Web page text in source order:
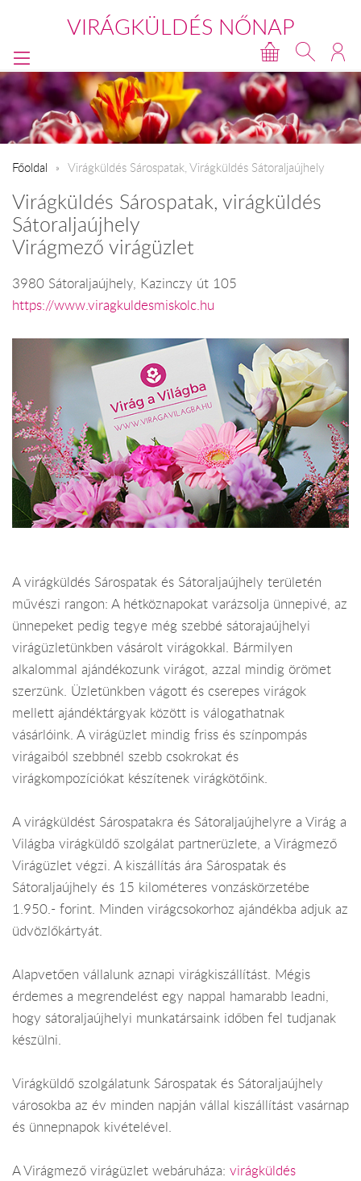
VIRÁGKÜLDÉS NŐNAP
Főoldal Virágküldés Sárospatak, Virágküldés Sátoraljaújhely
Virágküldés Sárospatak, virágküldés
Sátoraljaújhely
Virágmező virágüzlet
3980 Sátoraljaújhely, Kazinczy út 105
https://www.viragkuldesmiskolc.hu
A virágküldés Sárospatak és Sátoraljaújhely területén
művészi rangon: A hétköznapokat varázsolja ünnepivé, az
ünnepeket pedig tegye még szebbé sátorajaújhelyi
virágüzletünkben vásárolt virágokkal. Bármilyen
alkalommal ajándékozunk virágot, azzal mindig örömet
szerzünk. Üzletünkben vágott és cserepes virágok
mellett ajándéktárgyak között is válogathatnak
vásárlóink. A virágüzlet mindig friss és színpompás
virágaiból szebbnél szebb csokrokat és
virágkompozíciókat készítenek virágkötőink.
A virágküldést Sárospatakra és Sátoraljaújhelyre a Virág a
Világba virágküldő szolgálat partnerüzlete, a Virágmező
Virágüzlet végzi. A kiszállítás ára Sárospatak és
Sátoraljaújhely és 15 kilométeres vonzáskörzetébe
1.950.- forint. Minden virágcsokorhoz ajándékba adjuk az
üdvözlőkártyát.
Alapvetően vállalunk aznapi virágkiszállítást. Mégis
érdemes a megrendelést egy nappal hamarabb leadni,
hogy sátoraljaújhelyi munkatársaink időben fel tudjanak
készülni.
Virágküldő szolgálatunk Sárospatak és Sátoraljaújhely
városokba az év minden napján vállal kiszállítást vasárnap
és ünnepnapok kivételével.
A Virágmező virágüzlet webáruháza: virágküldés